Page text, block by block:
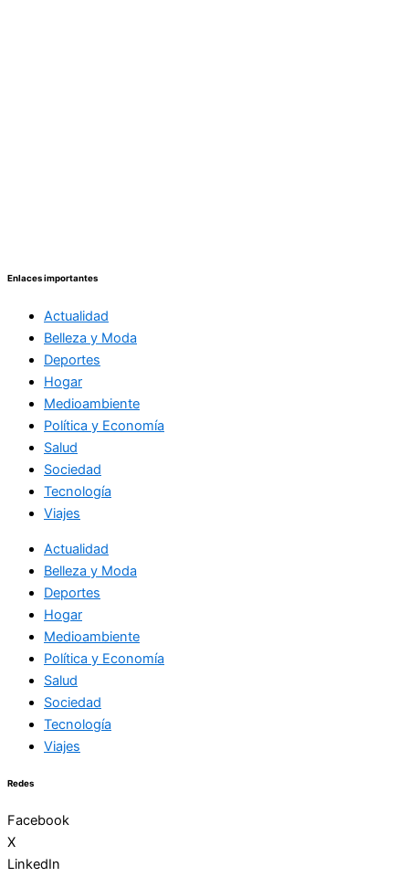
Enlaces importantes
Actualidad
Belleza y Moda
Deportes
Hogar
Medioambiente
Política y Economía
Salud
Sociedad
Tecnología
Viajes
Actualidad
Belleza y Moda
Deportes
Hogar
Medioambiente
Política y Economía
Salud
Sociedad
Tecnología
Viajes
Redes
Facebook
X
LinkedIn